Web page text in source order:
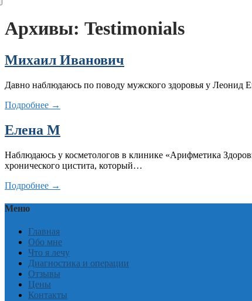
Архивы: Testimonials
Михаил Иванович
Давно наблюдаюсь по поводу мужского здоровья у Леонид
Подробнее →
Елена М
Наблюдаюсь у косметологов в клинике «Арифметика
хронического цистита, который…
Подробнее →
Меню
Главная
Обо мне
Что я лечу
Диагностика и операции
Отзывы
Цены
Контакты